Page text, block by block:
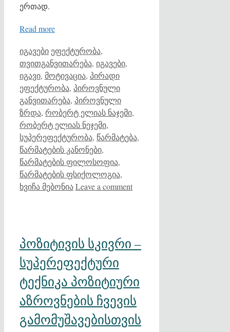
ერთად.
Read more
Categories
იგავები Tags
ეფექტურობა,
თვითგანვითარება, იგავები,
იგავი, მოტივაცია, პირადი
ეფექტურობა, პიროვნული
განვითარება, პიროვნული
ზრდა, რობერტ ელიას ნაჯემი,
რობერტ ელიას ნეჯემი,
სუპერეფექტურობა, წარმატება,
წარმატების კანონები,
წარმატების ფილოსოფია,
წარმატების ფსიქოლოგია,
ხვიჩა მებონიაLeave a comment
პოზიტივის სკივრი –
სუპერეფექტური
ტექნიკა პოზიტიური
აზროვნების ჩვევის
გამომუშავებისთვის